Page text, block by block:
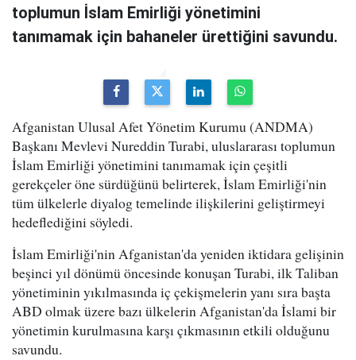
toplumun İslam Emirliği yönetimini
tanımamak için bahaneler ürettiğini savundu.
Afganistan Ulusal Afet Yönetim Kurumu (ANDMA)
Başkanı Mevlevi Nureddin Turabi, uluslararası toplumun
İslam Emirliği yönetimini tanımamak için çeşitli
gerekçeler öne sürdüğünü belirterek, İslam Emirliği'nin
tüm ülkelerle diyalog temelinde ilişkilerini geliştirmeyi
hedeflediğini söyledi.
İslam Emirliği'nin Afganistan'da yeniden iktidara gelişinin
beşinci yıl dönümü öncesinde konuşan Turabi, ilk Taliban
yönetiminin yıkılmasında iç çekişmelerin yanı sıra başta
ABD olmak üzere bazı ülkelerin Afganistan'da İslami bir
yönetimin kurulmasına karşı çıkmasının etkili olduğunu
savundu.